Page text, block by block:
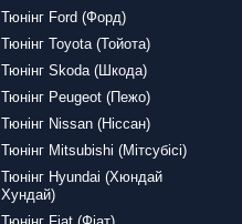
Тюнінг Ford (Форд)
Тюнінг Toyota (Тойота)
Тюнінг Skoda (Шкода)
Тюнінг Peugeot (Пежо)
Тюнінг Nissan (Ніссан)
Тюнінг Mitsubishi (Мітсубісі)
Тюнінг Hyundai (Хюндай
Хундай)